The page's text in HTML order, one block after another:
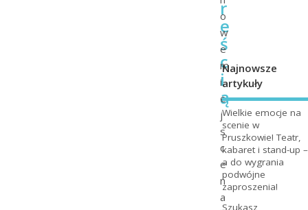
r
e
ś
c
i
ą
o
w
e
m
i
e
j
s
c
e
n
a
Najnowsze
artykuły
Wielkie emocje na
scenie w
Pruszkowie! Teatr,
kabaret i stand-up –
a do wygrania
podwójne
zaproszenia!
Szukasz